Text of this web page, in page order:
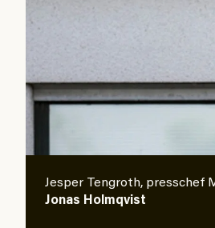
Jesper Tengroth, presschef
Jonas Holmqvist